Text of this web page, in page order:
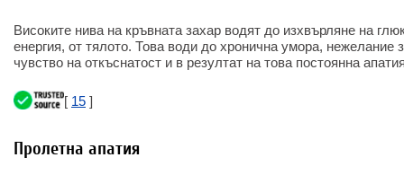
Високите нива на кръвната захар водят до изхвърляне на
енергия, от тялото. Това води до хронична умора, нежелание
чувство на откъснатост и в резултат на това постоянна
[ 15 ]
Пролетна апатия